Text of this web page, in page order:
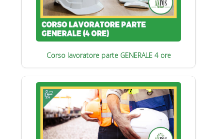
Corso lavoratore parte GENERALE 4 ore